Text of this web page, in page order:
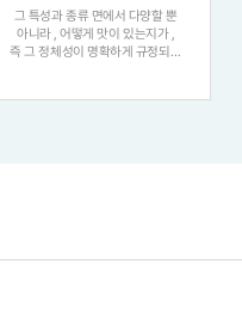
그 특성과 종류 면에서 다양할 뿐
아니라 , 어떻게 맛이 있는지가 ,
즉 그 정체성이 명확하게 규정되지
중심지로 문화 · 관광의 귀한 자산